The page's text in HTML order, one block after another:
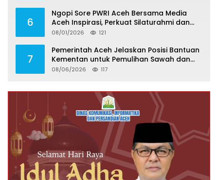
6
Ngopi Sore PWRI Aceh Bersama Media
Aceh Inspirasi, Perkuat Silaturahmi dan
Wariskan Pengalaman Berharga
08/01/2026 121
7
Pemerintah Aceh Jelaskan Posisi Bantuan
Kementan untuk Pemulihan Sawah dan
Kebun
08/06/2026 117